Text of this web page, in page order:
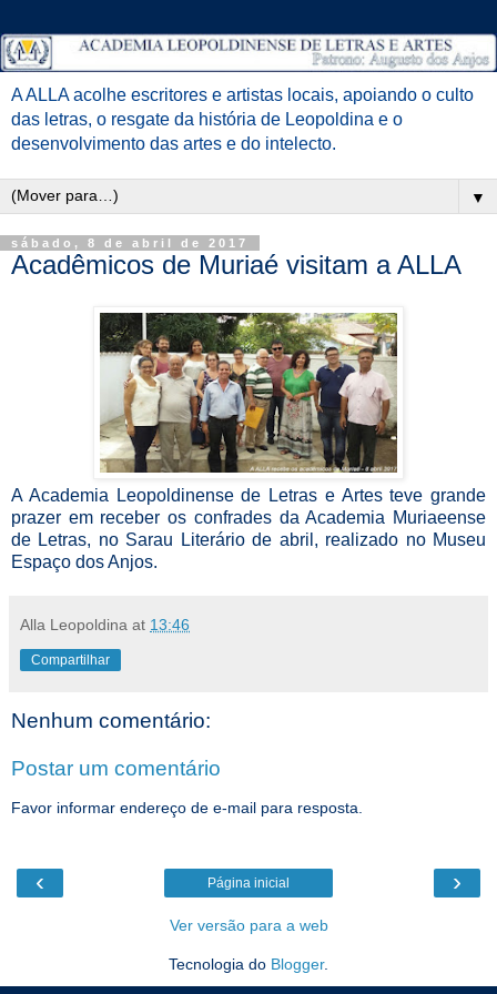
A ALLA acolhe escritores e artistas locais, apoiando o culto
das letras, o resgate da história de Leopoldina e o
desenvolvimento das artes e do intelecto.
▼
sábado, 8 de abril de 2017
Acadêmicos de Muriaé visitam a ALLA
A Academia Leopoldinense de Letras e Artes teve grande
prazer em receber os confrades da Academia Muriaeense
de Letras, no Sarau Literário de abril, realizado no Museu
Espaço dos Anjos.
Alla Leopoldina at 13:46
Compartilhar
Nenhum comentário:
Postar um comentário
Favor informar endereço de e-mail para resposta.
‹ ›
Página inicial
Ver versão para a web
Tecnologia do Blogger.